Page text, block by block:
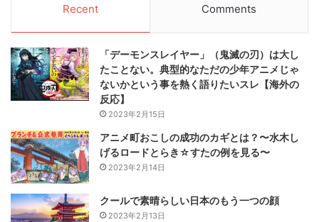
Recent Comments
「デーモンスレイヤー」（鬼滅の刃）は大し
たことない。典型的なただの少年アニメじゃ
ないかという事を熱く語りたいスレ【海外の
反応】
2023年2月15日
アニメ町おこしの成功のカギとは？〜水木し
げるロードとらき☆すたの例を見る〜
2023年2月14日
クールで素晴らしい日本のもう一つの顔
2023年2月13日